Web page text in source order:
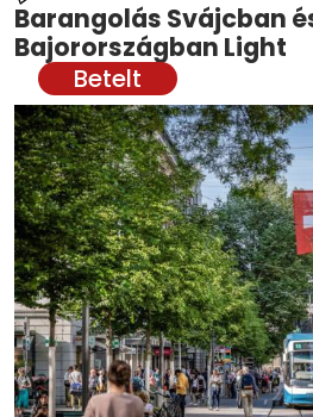
Barangolás Svájcban
Bajorországban Light